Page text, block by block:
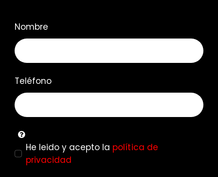
Nombre
Teléfono
He leido y acepto la política de
privacidad